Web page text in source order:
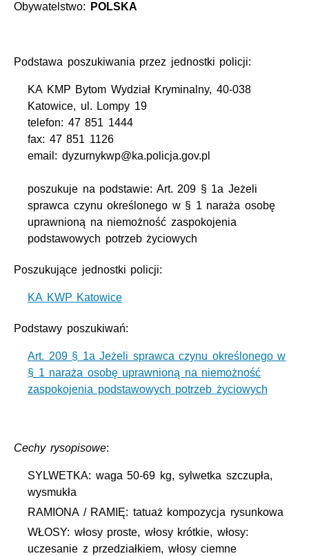
Obywatelstwo: POLSKA
Podstawa poszukiwania przez jednostki policji:
KA KMP Bytom Wydział Kryminalny, 40-038
Katowice, ul. Lompy 19
telefon: 47 851 1444
fax: 47 851 1126
email: dyzurnykwp@ka.policja.gov.pl
poszukuje na podstawie: Art. 209 § 1a Jeżeli
sprawca czynu określonego w § 1 naraża osobę
uprawnioną na niemożność zaspokojenia
podstawowych potrzeb życiowych
Poszukujące jednostki policji:
KA KWP Katowice
Podstawy poszukiwań:
Art. 209 § 1a Jeżeli sprawca czynu określonego w
§ 1 naraża osobę uprawnioną na niemożność
zaspokojenia podstawowych potrzeb życiowych
Cechy rysopisowe:
SYLWETKA: waga 50-69 kg, sylwetka szczupła,
wysmukła
RAMIONA / RAMIĘ: tatuaż kompozycja rysunkowa
WŁOSY: włosy proste, włosy krótkie, włosy:
uczesanie z przedziałkiem, włosy ciemne